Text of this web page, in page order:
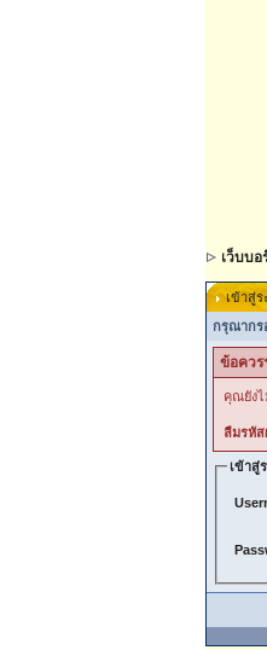
เว็บบอ
เข้าสู่ร
กรุณากร
ข้อควร
คุณยัง
ลืมรหั
เข้าสู่